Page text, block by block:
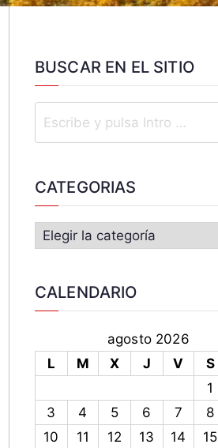
BUSCAR EN EL SITIO
CATEGORIAS
CALENDARIO
agosto 2026
L
M X J V S
1
3
4 5 6 7 8
10
11 12 13 14 15